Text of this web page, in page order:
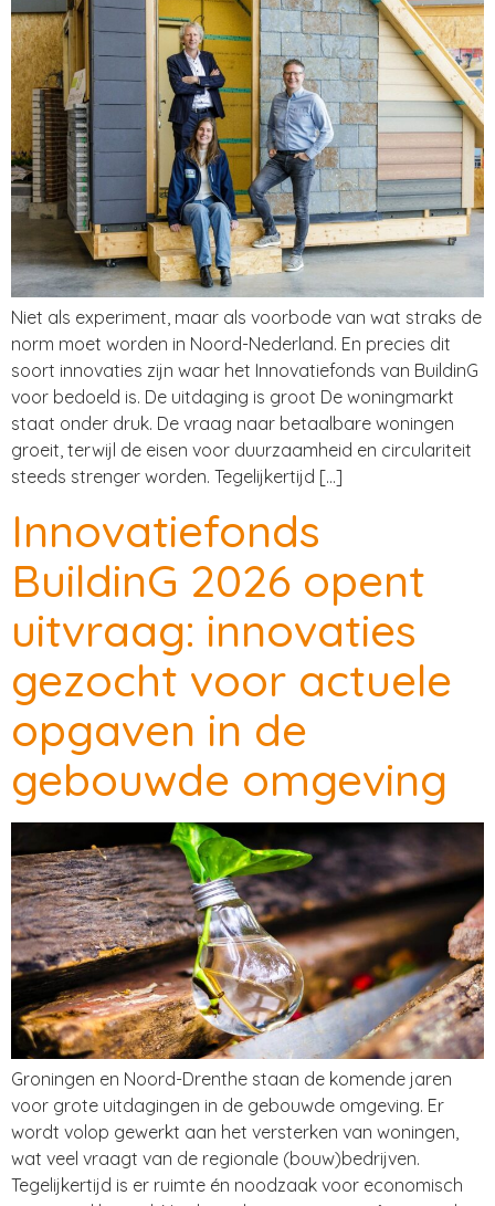
Niet als experiment, maar als voorbode van wat straks de
norm moet worden in Noord-Nederland. En precies dit
soort innovaties zijn waar het Innovatiefonds van BuildinG
voor bedoeld is. De uitdaging is groot De woningmarkt
staat onder druk. De vraag naar betaalbare woningen
groeit, terwijl de eisen voor duurzaamheid en circulariteit
steeds strenger worden. Tegelijkertijd […]
Innovatiefonds
BuildinG 2026 opent
uitvraag: innovaties
gezocht voor actuele
opgaven in de
gebouwde omgeving
Groningen en Noord-Drenthe staan de komende jaren
voor grote uitdagingen in de gebouwde omgeving. Er
wordt volop gewerkt aan het versterken van woningen,
wat veel vraagt van de regionale (bouw)bedrijven.
Tegelijkertijd is er ruimte én noodzaak voor economisch